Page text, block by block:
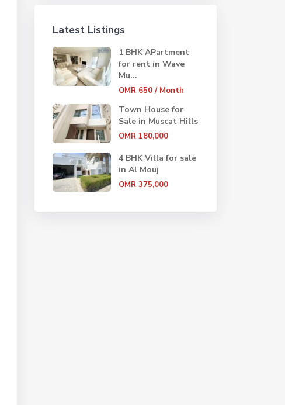
Latest Listings
1 BHK APartment
for rent in Wave
Mu...
OMR 650/ Month
Town House for
Sale in Muscat Hills
OMR 180,000
4 BHK Villa for sale
in Al Mouj
OMR 375,000